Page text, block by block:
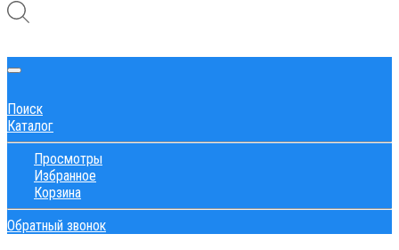
Поиск
Каталог
Просмотры
Избранное
Корзина
Обратный звонок